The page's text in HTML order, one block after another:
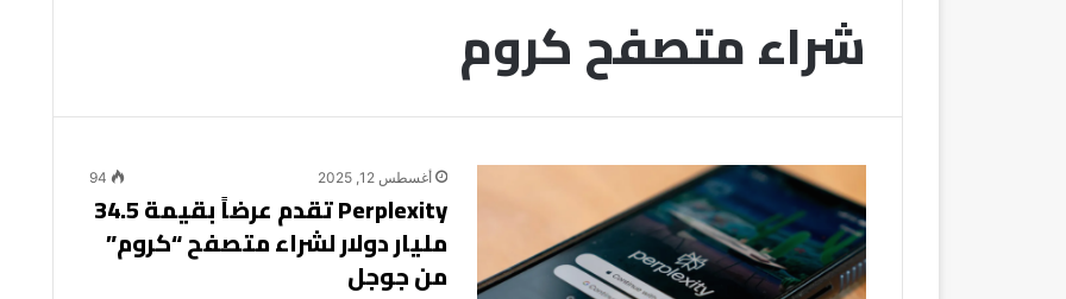
شراء متصفح كروم
أغسطس 12, 2025 94
Perplexity تقدم عرضاً بقيمة 34.5
مليار دولار لشراء متصفح “كروم”
من جوجل